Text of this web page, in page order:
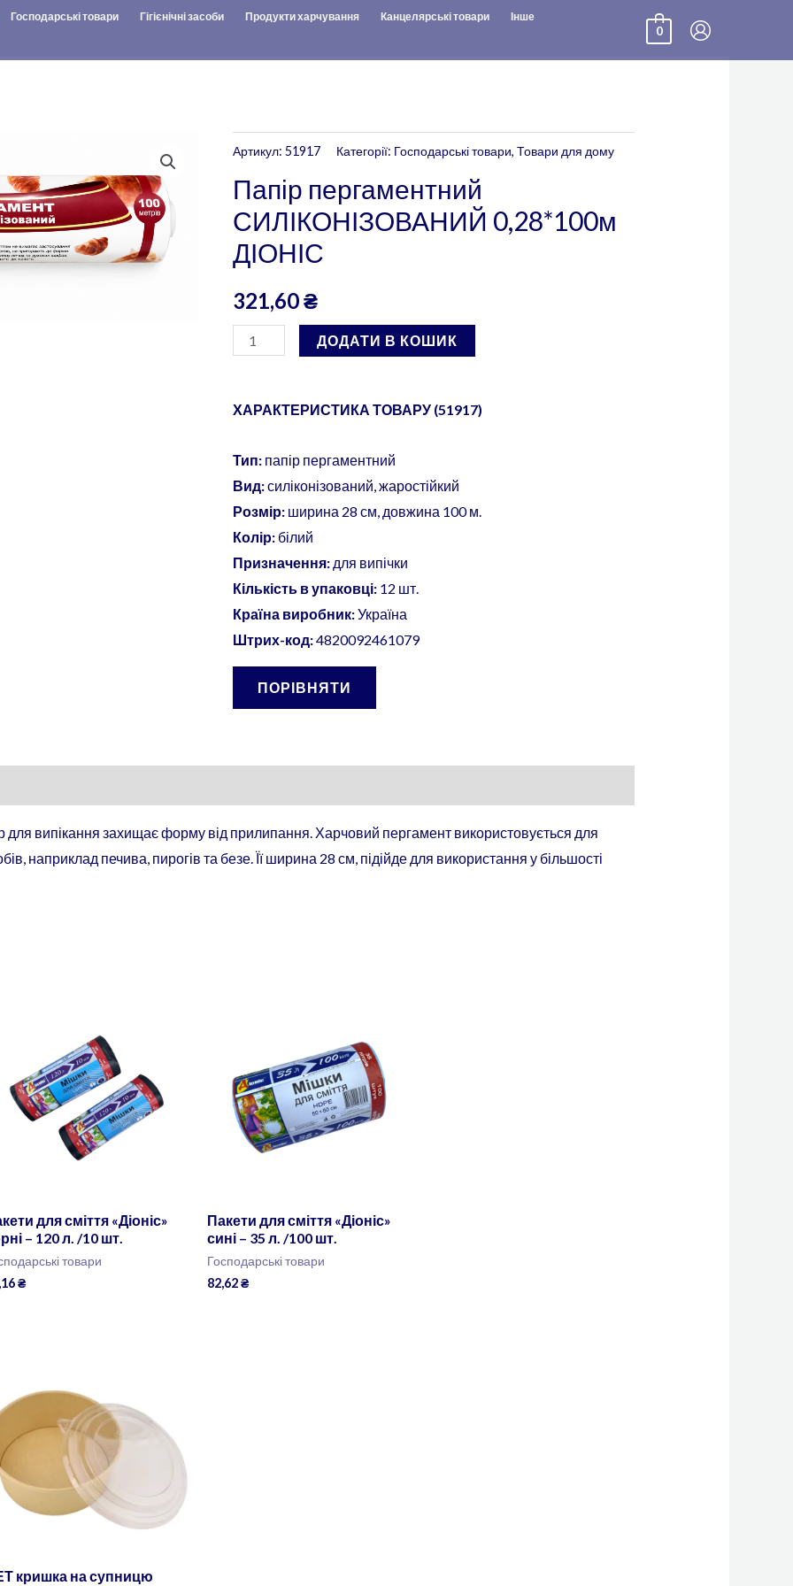
Господарські товари Гігієнічні засоби Продукти харчування Канцелярські товари Інше
0
Артикул:51917 Категорії: Господарські товари,Товари для дому
Папір пергаментний
СИЛІКОНІЗОВАНИЙ 0,28*100м
ДІОНІС
321,60₴
Папір
СИЛІКОНІЗОВАНИЙ
0,28*100м
ДІОНІС
кількість
ДОДАТИ В КОШИК
ХАРАКТЕРИСТИКА ТОВАРУ (51917)
Тип: папір пергаментний
Вид:силіконізований, жаростійкий
Розмір: ширина 28 см, довжина 100 м.
Колір: білий
Призначення: для випічки
Кількість в упаковці: 12 шт.
Країна виробник:Україна
Штрих-код:4820092461079
ПОРІВНЯТИ
для випікання захищає форму від прилипання. Харчовий пергамент використовується для
наприклад печива, пирогів та безе. Її ширина 28 см, підійде для використання у більшості
для сміття «Діоніс»
– 120 л. /10 шт.
товари
₴
Пакети для сміття «Діоніс»
сині – 35 л. /100 шт.
Господарські товари
82,62₴
кришка на супницю